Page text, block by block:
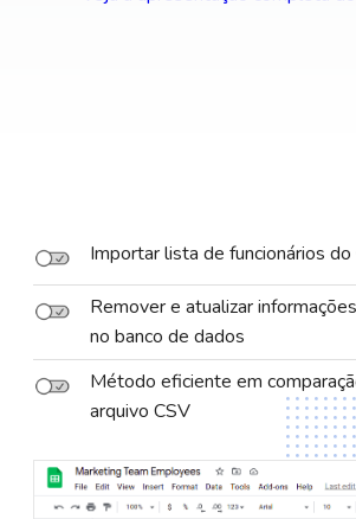
Importar lista de funcionários
Remover e atualizar
no banco de dados
Método eficiente em
arquivo CSV